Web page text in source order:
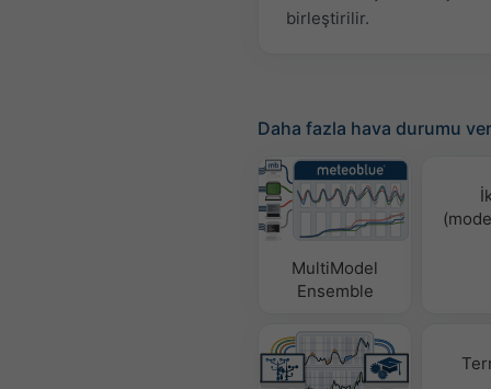
birleştirilir.
Daha fazla hava durumu
MultiModel
Ensemble